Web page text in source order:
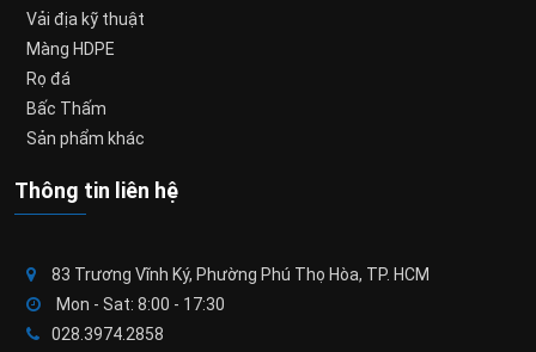
Vải địa kỹ thuật
Màng HDPE
Rọ đá
Bấc Thấm
Sản phẩm khác
Thông tin liên hệ
83 Trương Vĩnh Ký, Phường Phú Thọ Hòa, TP. HCM
Mon - Sat: 8:00 - 17:30
028.3974.2858